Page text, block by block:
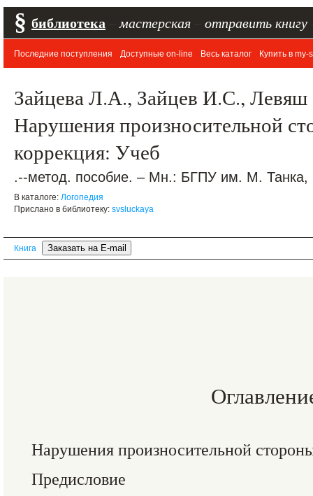
§ библиотека мастерская отправить книгу
Последние поступления Доступные on-line Весь каталог Купить в my-
Зайцева Л.А., Зайцев И.С.,
Нарушения произносительной
коррекция: Учеб
.--метод. пособие. – Мн.: БГПУ им. М. Танка,
В каталоге: Логопедия
Прислано в библиотеку: svsluckaya
Книга
Нарушения произносительной
Предисловие